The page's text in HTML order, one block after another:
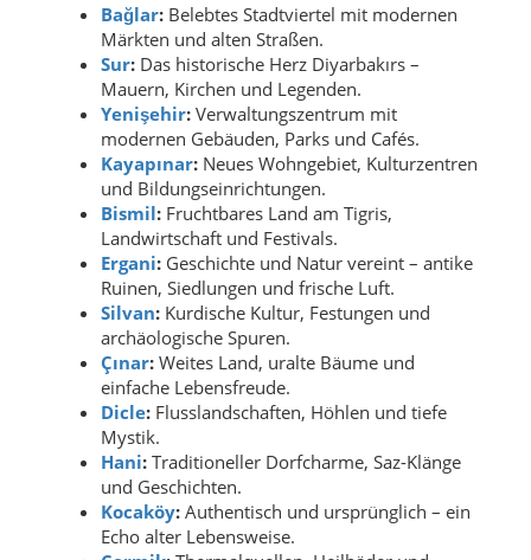
Bağlar: Belebtes Stadtviertel mit modernen
Märkten und alten Straßen.
Sur: Das historische Herz Diyarbakırs –
Mauern, Kirchen und Legenden.
Yenişehir: Verwaltungszentrum mit
modernen Gebäuden, Parks und Cafés.
Kayapınar: Neues Wohngebiet, Kulturzentren
und Bildungseinrichtungen.
Bismil: Fruchtbares Land am Tigris,
Landwirtschaft und Festivals.
Ergani: Geschichte und Natur vereint – antike
Ruinen, Siedlungen und frische Luft.
Silvan: Kurdische Kultur, Festungen und
archäologische Spuren.
Çınar: Weites Land, uralte Bäume und
einfache Lebensfreude.
Dicle: Flusslandschaften, Höhlen und tiefe
Mystik.
Hani: Traditioneller Dorfcharme, Saz-Klänge
und Geschichten.
Kocaköy: Authentisch und ursprünglich – ein
Echo alter Lebensweise.